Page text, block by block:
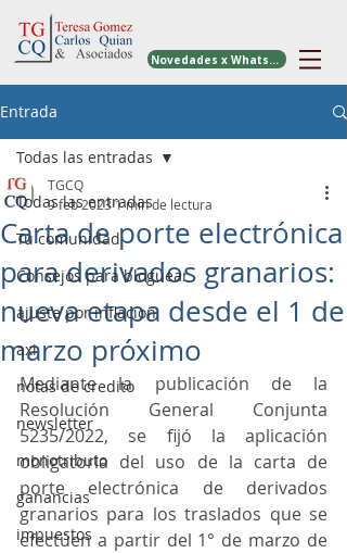
Novedades x WhatsApp
Entrada
Todas las entradas
Tu comunidad
Consejos para bloguear
ajuste por inflacion
axi
notas de credito
newsletter
monotributo
ganancias
impuestos
Todas las entradas
Carta de porte electrónica
para derivados granarios:
nueva etapa desde el 1 de
marzo próximo
TGCQ
9 feb 20231 min de lectura
Mediante la publicación de la
Resolución General Conjunta
5235/2022, se fijó la aplicación
obligatoria del uso de la carta de
porte electrónica de derivados
granarios para los traslados que se
efectúen a partir del 1° de marzo de